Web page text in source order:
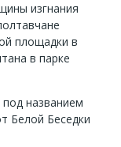
изгнания
площадки в
в парке
названием
Белой Беседки